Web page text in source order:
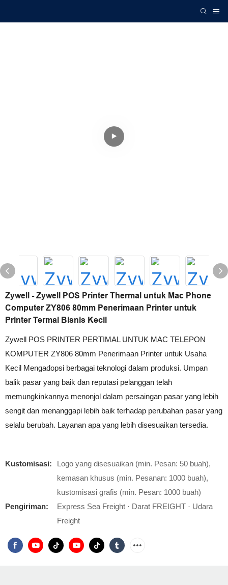
Zywell - Zywell POS Printer Thermal untuk Mac Phone
Computer ZY806 80mm Penerimaan Printer untuk
Printer Termal Bisnis Kecil
Zywell POS PRINTER PERTIMAL UNTUK MAC TELEPON
KOMPUTER ZY806 80mm Penerimaan Printer untuk Usaha
Kecil Mengadopsi berbagai teknologi dalam produksi. Umpan
balik pasar yang baik dan reputasi pelanggan telah
memungkinkannya menonjol dalam persaingan pasar yang lebih
sengit dan menanggapi lebih baik terhadap perubahan pasar yang
selalu berubah. Layanan apa yang lebih disesuaikan tersedia.
Kustomisasi:
Logo yang disesuaikan (min. Pesan: 50 buah),
kemasan khusus (min. Pesanan: 1000 buah),
kustomisasi grafis (min. Pesan: 1000 buah)
Pengiriman:
Express Sea Freight · Darat FREIGHT · Udara
Freight